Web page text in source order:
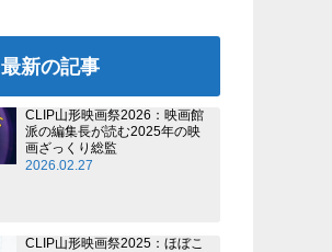
最新の記事
CLIP山形映画祭2026：映画館
派の編集長が読む2025年の映
画ざっくり総監
2026.02.27
CLIP山形映画祭2025：ほぼこ